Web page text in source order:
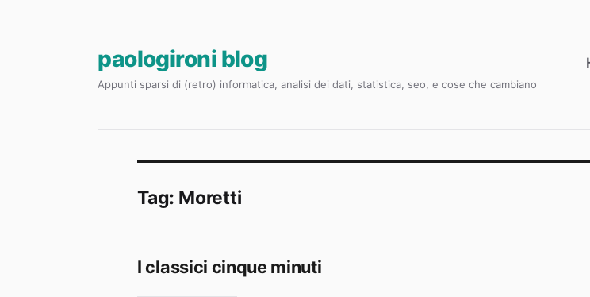
paologironi blog
Appunti sparsi di (retro) informatica, analisi dei dati, statistica, seo, e cose che cambiano
Tag: Moretti
I classici cinque minuti